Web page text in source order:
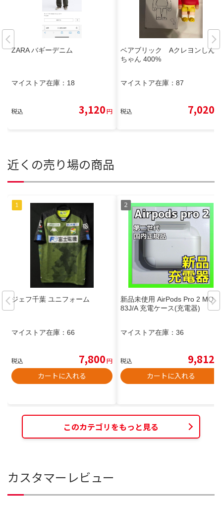
ZARA バギーデニム
マイストア在庫： 18
税込 3,120円
ベアブリック Aクレヨンしん
ちゃん 400%
マイストア在庫： 87
税込 7,020
近くの売り場の商品
ジェフ千葉 ユニフォーム
マイストア在庫： 66
税込 7,800円
カートに入れる
新品未使用 AirPods Pro 2 MQD
83J/A 充電ケース(充電器)
マイストア在庫： 36
税込 9,812
カートに入れる
このカテゴリをもっと見る
カスタマーレビュー